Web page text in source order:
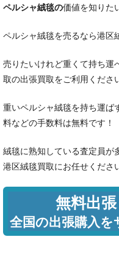
ペルシャ絨毯の価値を知りた
ペルシャ絨毯を売るなら港区
売りたいけれど重くて持ち運
取の出張買取をご利用くださ
重いペルシャ絨毯を持ち運ば
料などの手数料は無料です！
絨毯に熟知している査定員が
港区絨毯買取にお任せくださ
無料出
全国の出張購入を